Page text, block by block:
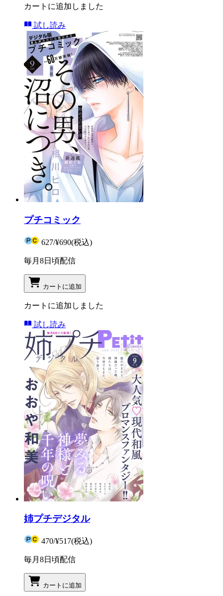
カートに追加しました
試し読み
プチコミック
627/¥690(税込)
毎月8日頃配信
カートに追加
カートに追加しました
試し読み
姉プチデジタル
470/¥517(税込)
毎月8日頃配信
カートに追加